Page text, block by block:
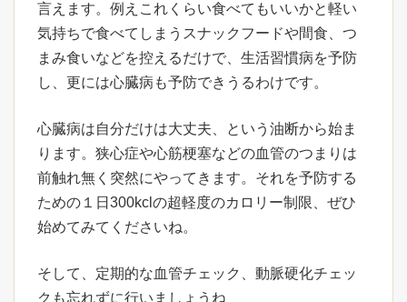
言えます。例えこれくらい食べてもいいかと軽い
気持ちで食べてしまうスナックフードや間食、つ
まみ食いなどを控えるだけで、生活習慣病を予防
し、更には心臓病も予防できうるわけです。
心臓病は自分だけは大丈夫、という油断から始ま
ります。狭心症や心筋梗塞などの血管のつまりは
前触れ無く突然にやってきます。それを予防する
ための１日300kclの超軽度のカロリー制限、ぜひ
始めてみてくださいね。
そして、定期的な血管チェック、動脈硬化チェッ
クも忘れずに行いましょうね